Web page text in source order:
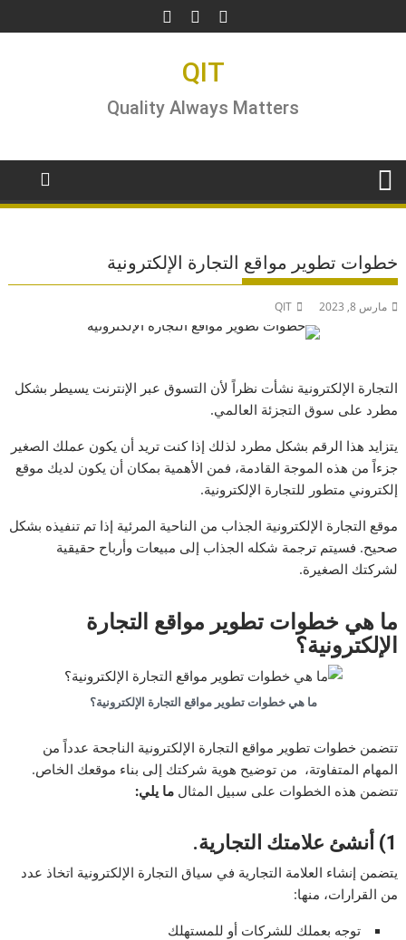
to
QIT
Quality Always Matters
خطوات تطوير مواقع التجارة الإلكترونية
مارس 8, 2023 QIT
التجارة الإلكترونية نشأت نظراً لأن التسوق عبر الإنترنت يسيطر بشكل
مطرد على سوق التجزئة العالمي.
يتزايد هذا الرقم بشكل مطرد لذلك إذا كنت تريد أن يكون عملك الصغير
جزءاً من هذه الموجة القادمة، فمن الأهمية بمكان أن يكون لديك موقع
إلكتروني متطور للتجارة الإلكترونية.
موقع التجارة الإلكترونية الجذاب من الناحية المرئية إذا تم تنفيذه بشكل
صحيح. فسيتم ترجمة شكله الجذاب إلى مبيعات وأرباح حقيقية
لشركتك الصغيرة.
ما هي خطوات تطوير مواقع التجارة
الإلكترونية؟
ما هي خطوات تطوير مواقع التجارة الإلكترونية؟
تتضمن خطوات تطوير مواقع التجارة الإلكترونية الناجحة عدداً من
المهام المتفاوتة، من توضيح هوية شركتك إلى بناء موقعك الخاص.
تتضمن هذه الخطوات على سبيل المثال ما يلي:
1) أنشئ علامتك التجارية.
يتضمن إنشاء العلامة التجارية في سياق التجارة الإلكترونية اتخاذ عدد
من القرارات، منها:
توجه بعملك للشركات أو للمستهلك